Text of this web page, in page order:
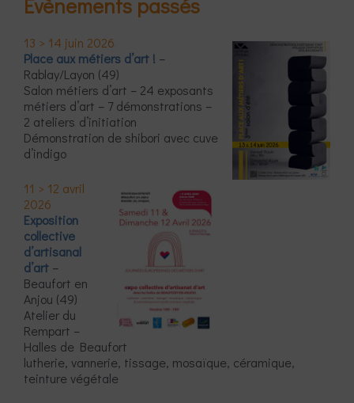
13 > 14 juin 2026
Place aux métiers d’art ! –
Rablay/Layon (49)
Salon métiers d’art – 24 exposants
métiers d’art – 7 démonstrations –
2 ateliers d’initiation
Démonstration de shibori avec cuve
d’indigo
11 > 12 avril
2026
Exposition
collective
d’artisanal
d’art –
Beaufort en
Anjou (49)
Atelier du
Rempart –
Halles de Beaufort
lutherie, vannerie, tissage, mosaïque, céramique,
teinture végétale